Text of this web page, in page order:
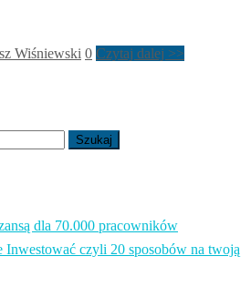
Wiśniewski 0 Czytaj dalej >>
dla 70.000 pracowników
Inwestować czyli 20 sposobów na twoją